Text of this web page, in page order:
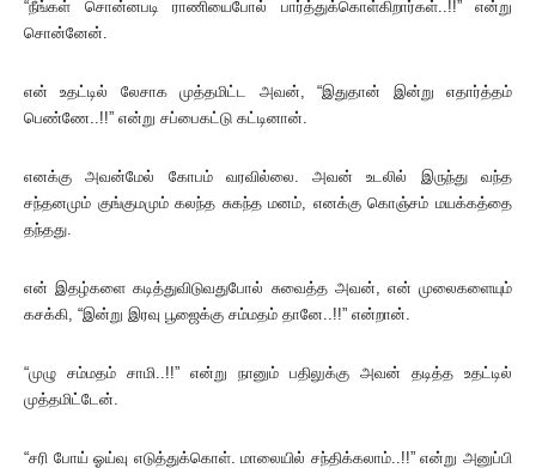
“நீங்கள் சொன்னபடி ராணியைபோல் பார்த்துக்கொள்கிறார்கள்..!!” என்று
சொன்னேன்.
என் உதட்டில் லேசாக முத்தமிட்ட அவன், “இதுதான் இன்று எதார்த்தம்
பெண்ணே..!!” என்று சப்பைகட்டு கட்டினான்.
எனக்கு அவன்மேல் கோபம் வரவில்லை. அவன் உடலில் இருந்து வந்த
சந்தனமும் குங்குமமும் கலந்த சுகந்த மனம், எனக்கு கொஞ்சம் மயக்கத்தை
தந்தது.
என் இதழ்களை கடித்துவிடுவதுபோல் சுவைத்த அவன், என் முலைகளையும்
கசக்கி, “இன்று இரவு பூஜைக்கு சம்மதம் தானே..!!” என்றான்.
“முழு சம்மதம் சாமி..!!” என்று நானும் பதிலுக்கு அவன் தடித்த உதட்டில்
முத்தமிட்டேன்.
“சரி போய் ஓய்வு எடுத்துக்கொள். மாலையில் சந்திக்கலாம்..!!” என்று அனுப்பி